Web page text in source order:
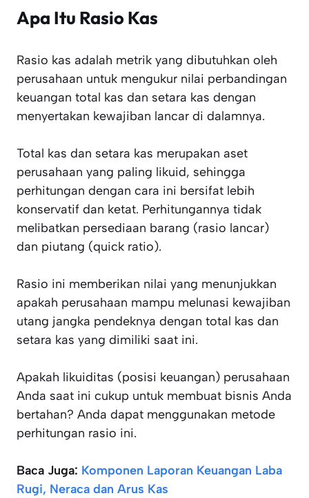
Apa Itu Rasio Kas
Rasio kas adalah metrik yang dibutuhkan oleh
perusahaan untuk mengukur nilai perbandingan
keuangan total kas dan setara kas dengan
menyertakan kewajiban lancar di dalamnya.
Total kas dan setara kas merupakan aset
perusahaan yang paling likuid, sehingga
perhitungan dengan cara ini bersifat lebih
konservatif dan ketat. Perhitungannya tidak
melibatkan persediaan barang (rasio lancar)
dan piutang (quick ratio).
Rasio ini memberikan nilai yang menunjukkan
apakah perusahaan mampu melunasi kewajiban
utang jangka pendeknya dengan total kas dan
setara kas yang dimiliki saat ini.
Apakah likuiditas (posisi keuangan) perusahaan
Anda saat ini cukup untuk membuat bisnis Anda
bertahan? Anda dapat menggunakan metode
perhitungan rasio ini.
Baca Juga: Komponen Laporan Keuangan Laba
Rugi, Neraca dan Arus Kas